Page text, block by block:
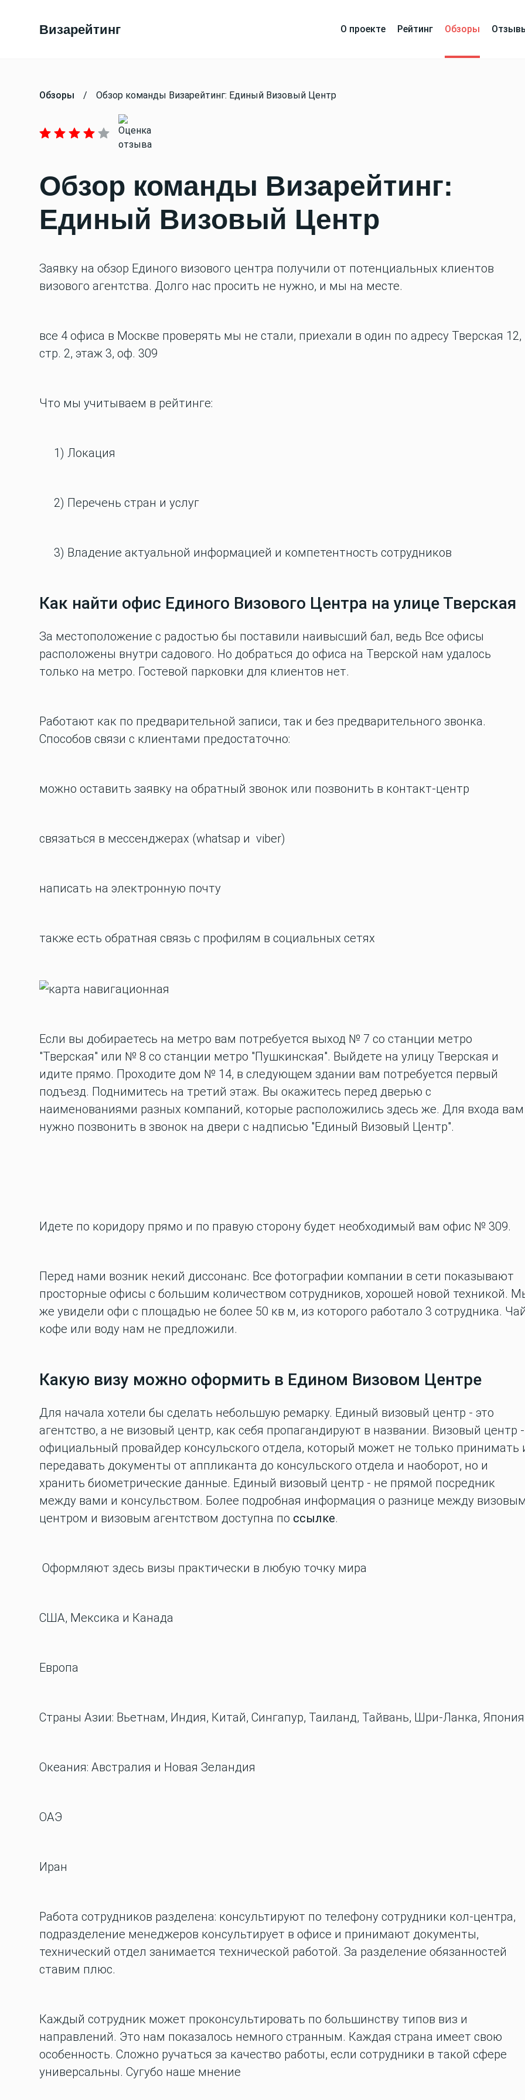
Визарейтинг О проекте Рейтинг Обзоры
Обзоры / Обзор команды Визарейтинг: Единый Визовый Центр
Обзор команды Визарейтинг:
Единый Визовый Центр
Заявку на обзор Единого визового центра получили от потенциальных клиентов
визового агентства. Долго нас просить не нужно, и мы на месте.
все 4 офиса в Москве проверять мы не стали, приехали в один по адресу Тверская 12,
стр. 2, этаж 3, оф. 309
Что мы учитываем в рейтинге:
1) Локация
2) Перечень стран и услуг
3) Владение актуальной информацией и компетентность сотрудников
Как найти офис Единого Визового Центра на улице Тверская
За местоположение с радостью бы поставили наивысший бал, ведь Все офисы
расположены внутри садового. Но добраться до офиса на Тверской нам удалось
только на метро. Гостевой парковки для клиентов нет.
Работают как по предварительной записи, так и без предварительного звонка.
Способов связи с клиентами предостаточно:
можно оставить заявку на обратный звонок или позвонить в контакт-центр
связаться в мессенджерах (whatsap и viber)
написать на электронную почту
также есть обратная связь с профилям в социальных сетях
Если вы добираетесь на метро вам потребуется выход № 7 со станции метро
"Тверская" или № 8 со станции метро "Пушкинская". Выйдете на улицу Тверская и
идите прямо. Проходите дом № 14, в следующем здании вам потребуется первый
подъезд. Поднимитесь на третий этаж. Вы окажитесь перед дверью с
наименованиями разных компаний, которые расположились здесь же. Для входа вам
нужно позвонить в звонок на двери с надписью "Единый Визовый Центр".
Идете по коридору прямо и по правую сторону будет необходимый вам офис № 309.
Перед нами возник некий диссонанс. Все фотографии компании в сети показывают
просторные офисы с большим количеством сотрудников, хорошей новой техникой.
же увидели офи с площадью не более 50 кв м, из которого работало 3 сотрудника.
кофе или воду нам не предложили.
Какую визу можно оформить в Едином Визовом Центре
Для начала хотели бы сделать небольшую ремарку. Единый визовый центр - это
агентство, а не визовый центр, как себя пропагандируют в названии. Визовый центр -
официальный провайдер консульского отдела, который может не только принимать
передавать документы от аппликанта до консульского отдела и наоборот, но и
хранить биометрические данные. Единый визовый центр - не прямой посредник
между вами и консульством. Более подробная информация о разнице между
центром и визовым агентством доступна по ссылке.
Оформляют здесь визы практически в любую точку мира
США, Мексика и Канада
Европа
Страны Азии: Вьетнам, Индия, Китай, Сингапур, Таиланд, Тайвань, Шри-Ланка, Япония
Океания: Австралия и Новая Зеландия
ОАЭ
Иран
Работа сотрудников разделена: консультируют по телефону сотрудники кол-центра,
подразделение менеджеров консультирует в офисе и принимают документы,
технический отдел занимается технической работой. За разделение обязанностей
ставим плюс.
Каждый сотрудник может проконсультировать по большинству типов виз и
направлений. Это нам показалось немного странным. Каждая страна имеет свою
особенность. Сложно ручаться за качество работы, если сотрудники в такой сфере
универсальны. Сугубо наше мнение